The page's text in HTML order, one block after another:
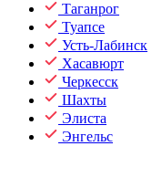
Таганрог
Туапсе
Усть-Лабинск
Хасавюрт
Черкесск
Шахты
Элиста
Энгельс